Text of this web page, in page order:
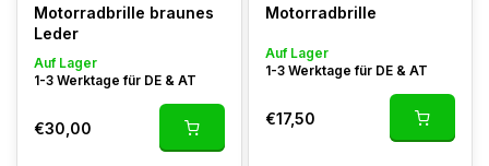
Motorradbrille braunes
Leder
Auf Lager
1-3 Werktage für DE & AT
€30,00
Motorradbrille
Auf Lager
1-3 Werktage für DE & AT
€17,50